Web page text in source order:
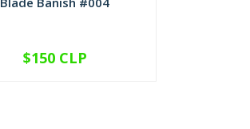
VER OPCIONES
$150 CLP